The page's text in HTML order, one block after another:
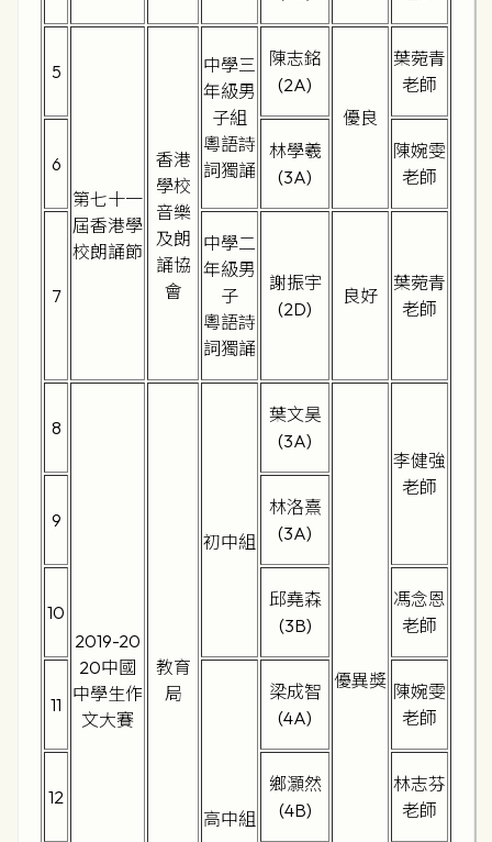
5
第七十一
屆香港學
校朗誦節
香港
學校
音樂
及朗
誦協
會
中學三
年級男
子組
粵語詩
詞獨誦
陳志銘
(2A)
優良
葉菀青
老師
6
林學羲
(3A)
陳婉雯
老師
7
中學二
年級男
子
粵語詩
詞獨誦
謝振宇
(2D)
良好
葉菀青
老師
8
2019-20
20中國
中學生作
文大賽
教育
局
初中組
葉文昊
(3A)
優異獎
李健強
老師
9
林洛熹
(3A)
10
邱堯森
(3B)
馮念恩
老師
11
高中組
梁成智
(4A)
陳婉雯
老師
12
鄉灝然
(4B)
林志芬
老師